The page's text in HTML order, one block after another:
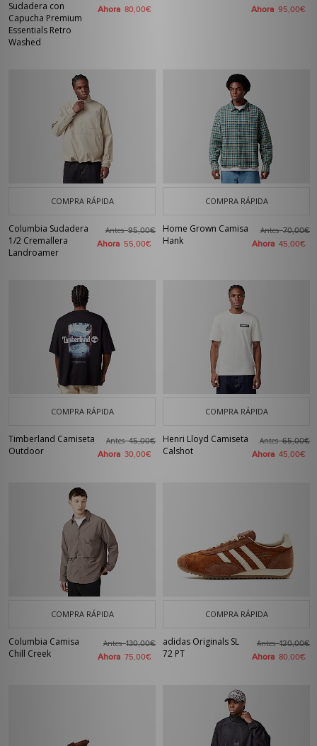
Sudadera con
Capucha Premium
Essentials Retro
Washed
Ahora 80,00€ Ahora 95,00€
COMPRA RÁPIDA
Columbia Sudadera
1/2 Cremallera
Landroamer
Antes95,00€
Ahora 55,00€
COMPRA RÁPIDA
Home Grown Camisa
Hank
Antes70,00€
Ahora 45,00€
COMPRA RÁPIDA
Timberland Camiseta
Outdoor
Antes45,00€
Ahora 30,00€
COMPRA RÁPIDA
Henri Lloyd Camiseta
Calshot
Antes65,00€
Ahora 45,00€
COMPRA RÁPIDA
Columbia Camisa
Chill Creek
Antes130,00€
Ahora 75,00€
COMPRA RÁPIDA
adidas Originals SL
72 PT
Antes120,00€
Ahora 80,00€